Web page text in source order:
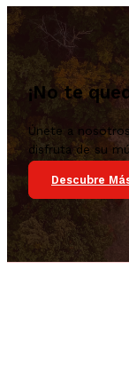
¡No te
Únete a
disfruta de su
Descubre